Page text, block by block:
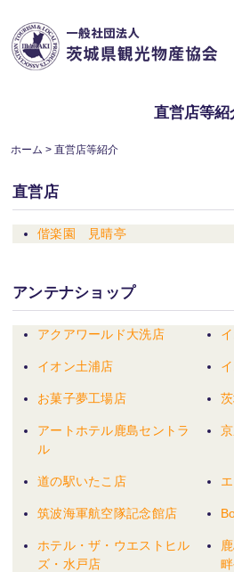
content
直営店等紹
ホーム >直営店等紹介
直営店
偕楽園 見晴亭
アンテナショップ
アクアワールド大洗店
イオン土浦店
お菓子夢工場店
アートホテル鹿島セントラ
ル
道の駅いたこ店
筑波海軍航空隊記念館店
ホテル・ザ・ウエストヒル
ズ・水戸店
畔